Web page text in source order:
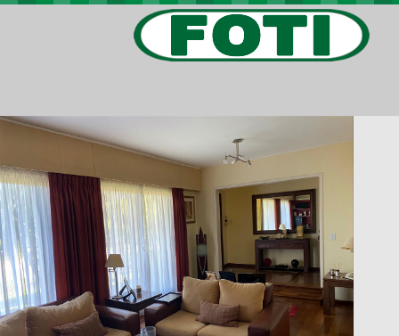
BARRIOS PRIVADOS
VIV. SOCIAL
CONTACTO